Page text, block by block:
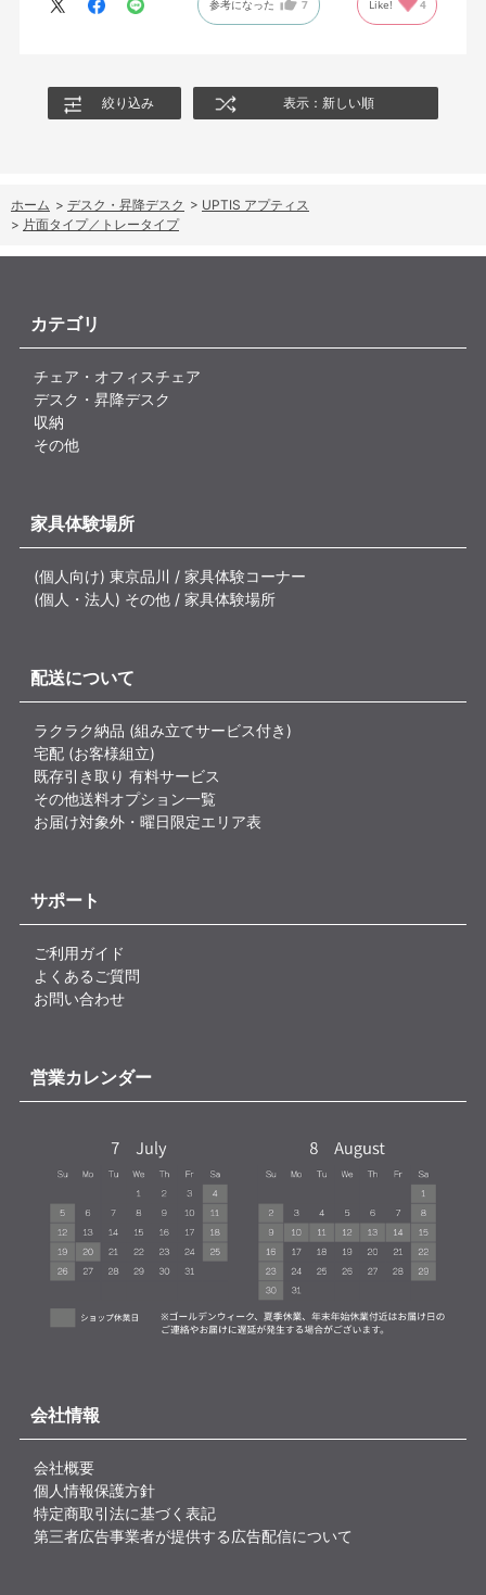
ることはありません。
参考になった 7 Like! 4
絞り込み 表示：新しい順
ホーム > デスク・昇降デスク > UPTIS アプティス
> 片面タイプ／トレータイプ
カテゴリ
チェア・オフィスチェア
デスク・昇降デスク
収納
その他
家具体験場所
(個人向け) 東京品川 / 家具体験コーナー
(個人・法人) その他 / 家具体験場所
配送について
ラクラク納品 (組み立てサービス付き)
宅配 (お客様組立)
既存引き取り 有料サービス
その他送料オプション一覧
お届け対象外・曜日限定エリア表
サポート
ご利用ガイド
よくあるご質問
お問い合わせ
営業カレンダー
会社情報
会社概要
個人情報保護方針
特定商取引法に基づく表記
第三者広告事業者が提供する広告配信について